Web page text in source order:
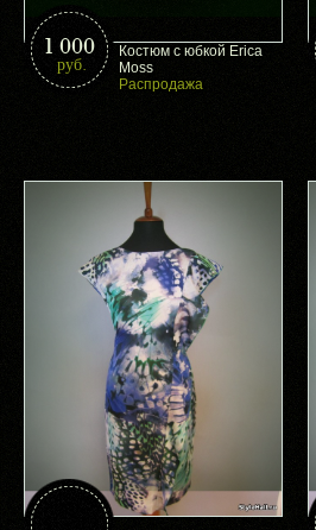
Костюм с юбкой Erica
Moss
Распродажа
1 000
руб.